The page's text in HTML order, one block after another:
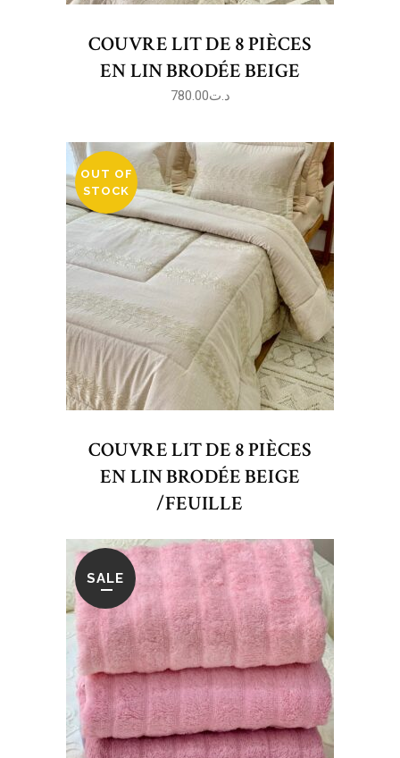
COUVRE LIT DE 8 PIÈCES
EN LIN BRODÉE BEIGE
د.ت780.00
OUT OF
STOCK
COUVRE LIT DE 8 PIÈCES
EN LIN BRODÉE BEIGE
/FEUILLE
SALE